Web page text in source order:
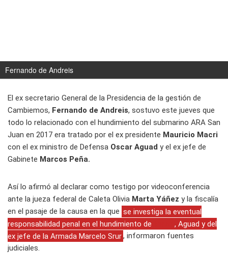
Fernando de Andreis
El ex secretario General de la Presidencia de la gestión de
Cambiemos, Fernando de Andreis, sostuvo este jueves que
todo lo relacionado con el hundimiento del submarino ARA San
Juan en 2017 era tratado por el ex presidente Mauricio Macri
con el ex ministro de Defensa Oscar Aguad y el ex jefe de
Gabinete Marcos Peña.
Así lo afirmó al declarar como testigo por videoconferencia
ante la jueza federal de Caleta Olivia Marta Yáñez y la fiscalía
en el pasaje de la causa en la que se investiga la eventual
responsabilidad penal en el hundimiento de
, Aguad y del
ex jefe de la Armada Marcelo Srur, informaron fuentes
judiciales.